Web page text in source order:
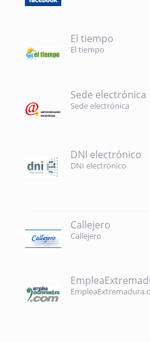
El tiempo
El tiempo
Sede electrónica
Sede electrónica
DNI electrónico
DNI electrónico
Callejero
Callejero